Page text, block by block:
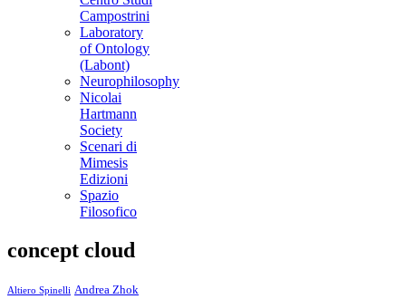
Campostrini
Laboratory
of Ontology
(Labont)
Neurophilosophy
Nicolai
Hartmann
Society
Scenari di
Mimesis
Edizioni
Spazio
Filosofico
concept cloud
Altiero Spinelli Andrea Zhok